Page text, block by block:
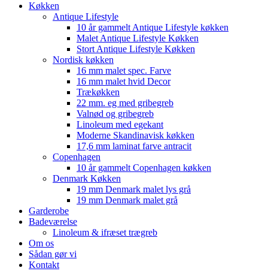
Køkken
Antique Lifestyle
10 år gammelt Antique Lifestyle køkken
Malet Antique Lifestyle Køkken
Stort Antique Lifestyle Køkken
Nordisk køkken
16 mm malet spec. Farve
16 mm malet hvid Decor
Trækøkken
22 mm. eg med gribegreb
Valnød og gribegreb
Linoleum med egekant
Moderne Skandinavisk køkken
17,6 mm laminat farve antracit
Copenhagen
10 år gammelt Copenhagen køkken
Denmark Køkken
19 mm Denmark malet lys grå
19 mm Denmark malet grå
Garderobe
Badeværelse
Linoleum & ifræset trægreb
Om os
Sådan gør vi
Kontakt